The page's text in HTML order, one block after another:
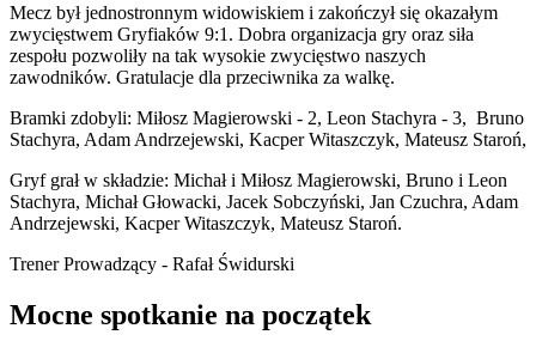
Mecz był jednostronnym widowiskiem i zakończył się okazałym
zwycięstwem Gryfiaków 9:1. Dobra organizacja gry oraz siła
zespołu pozwoliły na tak wysokie zwycięstwo naszych
zawodników. Gratulacje dla przeciwnika za walkę.
Bramki zdobyli: Miłosz Magierowski - 2, Leon Stachyra - 3, Bruno
Stachyra, Adam Andrzejewski, Kacper Witaszczyk, Mateusz Staroń,
Gryf grał w składzie: Michał i Miłosz Magierowski, Bruno i Leon
Stachyra, Michał Głowacki, Jacek Sobczyński, Jan Czuchra, Adam
Andrzejewski, Kacper Witaszczyk, Mateusz Staroń.
Trener Prowadzący - Rafał Świdurski
Mocne spotkanie na początek